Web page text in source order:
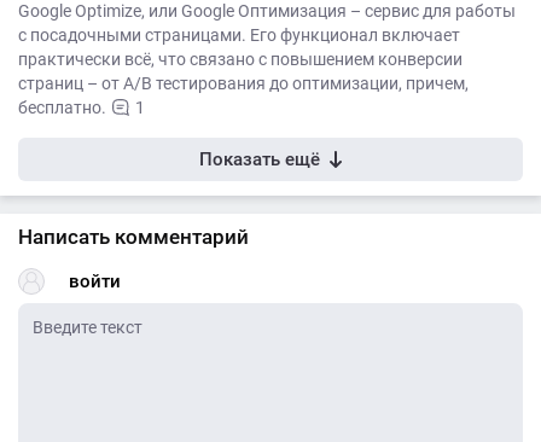
Google Optimize, или Google Оптимизация – сервис для работы
с посадочными страницами. Его функционал включает
практически всё, что связано с повышением конверсии
страниц – от A/B тестирования до оптимизации, причем,
бесплатно.
1
Показать ещё
Написать комментарий
войти